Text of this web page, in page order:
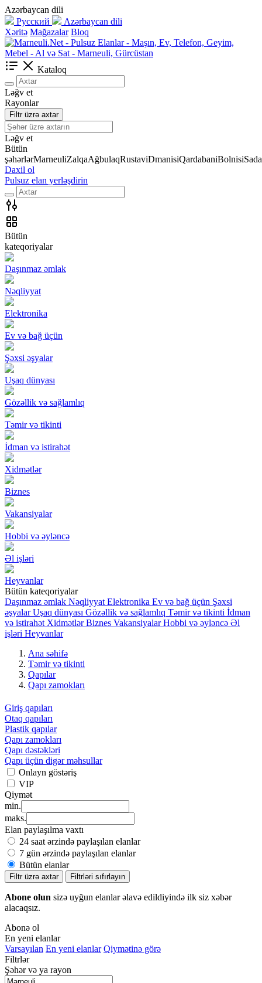
Azərbaycan dili
Русский
Azərbaycan dili
Xəritə Mağazalar Bloq
Kataloq
Ləğv et
Rayonlar
Filtr üzrə axtar
Ləğv et
Bütün
şəhərlərMarneuliZalqaAğbulaqRustaviDmanisiQardabaniBolnisi
Daxil ol
Pulsuz elan yerləşdirin
Bütün
kateqoriyalar
Daşınmaz əmlak
Nəqliyyat
Elektronika
Ev və bağ üçün
Şəxsi əşyalar
Uşaq dünyası
Gözəllik və sağlamlıq
Təmir və tikinti
İdman və istirahət
Xidmətlər
Biznes
Vakansiyalar
Hobbi və əyləncə
Əl işləri
Heyvanlar
Bütün kateqoriyalar
Daşınmaz əmlak Nəqliyyat Elektronika Ev və bağ üçün Şəxsi
əşyalar Uşaq dünyası Gözəllik və sağlamlıq Təmir və tikinti İdman
və istirahət Xidmətlər Biznes Vakansiyalar Hobbi və əyləncə Əl
işləri Heyvanlar
Ana səhifə
Təmir və tikinti
Qapılar
Qapı zamokları
Giriş qapıları
Otaq qapıları
Plastik qapılar
Qapı zamokları
Qapı dəstəkləri
Qapı üçün digər məhsullar
Onlayn göstəriş
VIP
Qiymət
min.
maks.
Elan paylaşılma vaxtı
24 saat ərzində paylaşılan elanlar
7 gün ərzində paylaşılan elanlar
Bütün elanlar
Filtr üzrə axtar Filtrləri sıfırlayın
Abone olun sizə uyğun elanlar əlavə edildiyində ilk siz xəbər
alacaqsız.
Abonə ol
En yeni elanlar
Varsayılan En yeni elanlar Qiymətinə görə
Filtrlər
Şəhər və ya rayon